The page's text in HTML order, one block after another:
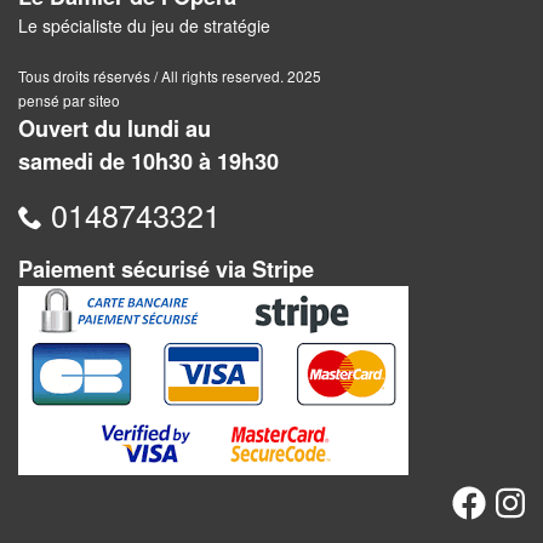
jeux
–
multijeux
Cartes
Jeu
de
Dés
Maquettes
Dames
Le spécialiste du jeu de stratégie
Tous droits réservés / All rights reserved. 2025
pensé par siteo
Ouvert du lundi au
samedi de 10h30 à 19h30
0148743321
Paiement sécurisé via Stripe